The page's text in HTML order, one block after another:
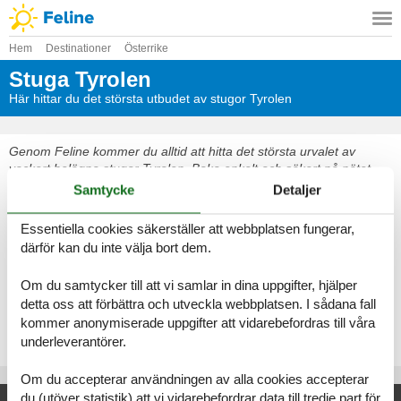
Hem Destinationer Österrike
Stuga Tyrolen
Här hittar du det största utbudet av stugor Tyrolen
Genom Feline kommer du alltid att hitta det största urvalet av
vackert belägna stugor Tyrolen. Boka enkelt och säkert på nätet
eller kontakta oss om du har frågor.
Se fram emot en underbar semester med gott om tid för varandra i
en vacker stuga Tyrolen
Välj bland 6 278 stugor
Samtycke Detaljer
Essentiella cookies säkerställer att webbplatsen fungerar,
därför kan du inte välja bort dem.
Om du samtycker till att vi samlar in dina uppgifter, hjälper
detta oss att förbättra och utveckla webbplatsen. I sådana fall
kommer anonymiserade uppgifter att vidarebefordras till våra
underleverantörer.
Om du accepterar användningen av alla cookies accepterar
du (utöver statistik) att vi vidarebefordrar data till tredje part för